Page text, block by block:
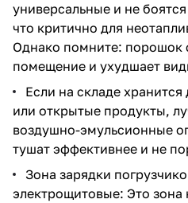
универсальные и не
что критично для
Однако помните: порошок
помещение и ухудшает
Если на складе
или открытые продукты,
воздушно-эмульсионные
тушат эффективнее и не
Зона зарядки
электрощитовые: Это зона